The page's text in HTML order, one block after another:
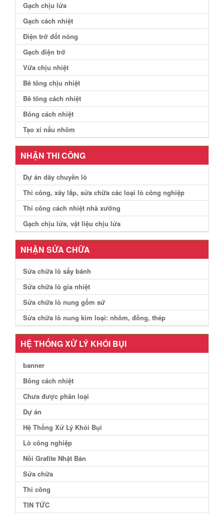
Gạch chịu lửa
Gạch cách nhiệt
Điện trở đốt nóng
Gạch điện trở
Vữa chịu nhiệt
Bê tông chịu nhiệt
Bê tông cách nhiệt
Bông cách nhiệt
Tạo xỉ nấu nhôm
NHẬN THI CÔNG
Dự án dây chuyền lò
Thi công, xây lắp, sửa chữa các loại lò công nghiệp
Thi công cách nhiệt nhà xưởng
Gạch chịu lửa, vật liệu chịu lửa
NHẬN SỬA CHỮA
Sửa chữa lò sấy bánh
Sửa chữa lò gia nhiệt
Sửa chữa lò nung gốm sứ
Sửa chữa lò nung kim loại: nhôm, đồng, thép
HỆ THỐNG XỬ LÝ KHÓI BỤI
banner
Bông cách nhiệt
Chưa được phân loại
Dự án
Hệ Thống Xử Lý Khói Bụi
Lò công nghiệp
Nồi Grafite Nhật Bản
Sửa chữa
Thi công
TIN TỨC